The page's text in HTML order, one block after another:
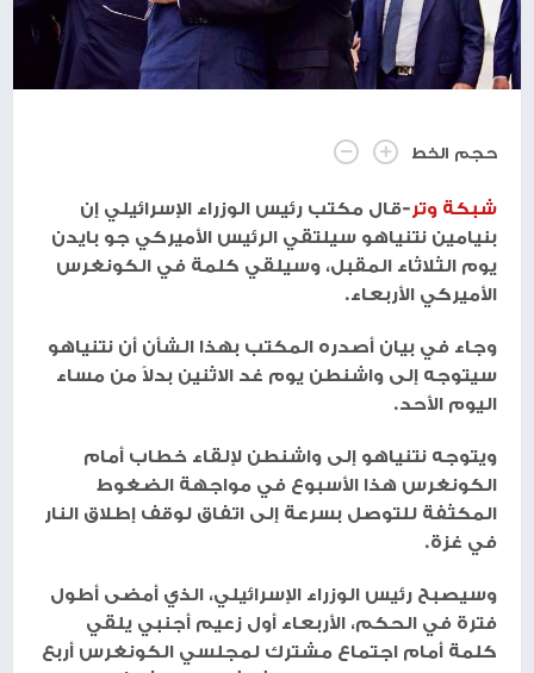
حجم الخط
شبكة وتر-قال مكتب رئيس الوزراء الإسرائيلي إن
بنيامين نتنياهو سيلتقي الرئيس الأميركي جو بايدن
يوم الثلاثاء المقبل، وسيلقي كلمة في الكونغرس
الأميركي الأربعاء.
وجاء في بيان أصدره المكتب بهذا الشأن أن نتنياهو
سيتوجه إلى واشنطن يوم غد الاثنين بدلاً من مساء
اليوم الأحد.
ويتوجه نتنياهو إلى واشنطن لإلقاء خطاب أمام
الكونغرس هذا الأسبوع في مواجهة الضغوط
المكثفة للتوصل بسرعة إلى اتفاق لوقف إطلاق النار
في غزة.
وسيصبح رئيس الوزراء الإسرائيلي، الذي أمضى أطول
فترة في الحكم، الأربعاء أول زعيم أجنبي يلقي
كلمة أمام اجتماع مشترك لمجلسي الكونغرس أربع